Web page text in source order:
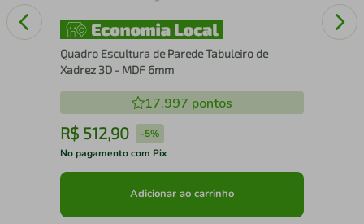
Quadro Escultura de Parede Tabuleiro de
Xadrez 3D - MDF 6mm
17.997 pontos
R$ 512,90 -5%
No pagamento com Pix
Adicionar ao carrinho